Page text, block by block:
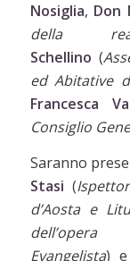
Nosiglia, Don
della
Schellino (
ed Abitative
Francesca
Consiglio
Saranno
Stasi (
d’Aosta e
Evangelista) e